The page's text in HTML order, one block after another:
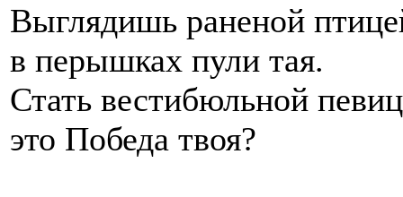
Выглядишь раненой
в перышках пули тая.
Стать вестибюльной
это Победа твоя?